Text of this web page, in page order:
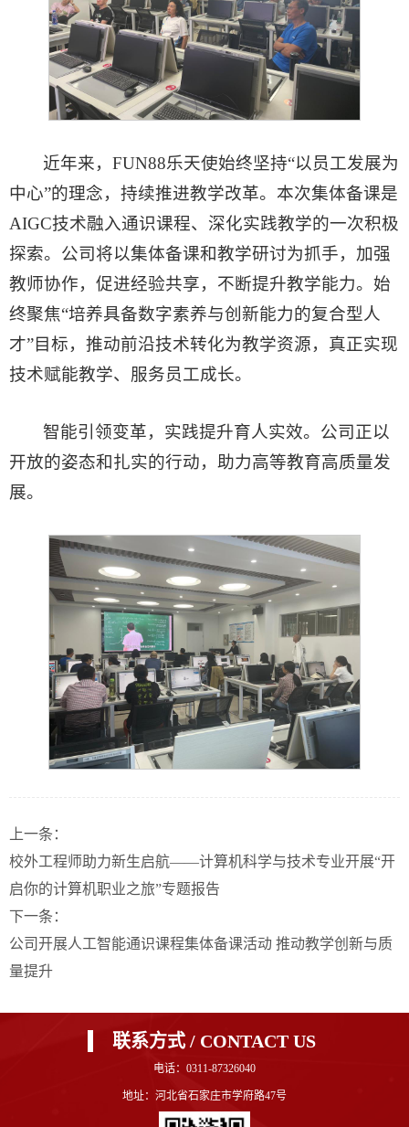
近年来，FUN88乐天使始终坚持“以员工发展为
中心”的理念，持续推进教学改革。本次集体备课是
AIGC技术融入通识课程、深化实践教学的一次积极
探索。公司将以集体备课和教学研讨为抓手，加强
教师协作，促进经验共享，不断提升教学能力。始
终聚焦“培养具备数字素养与创新能力的复合型人
才”目标，推动前沿技术转化为教学资源，真正实现
技术赋能教学、服务员工成长。
智能引领变革，实践提升育人实效。公司正以
开放的姿态和扎实的行动，助力高等教育高质量发
展。
上一条：
校外工程师助力新生启航——计算机科学与技术专业开展“开
启你的计算机职业之旅”专题报告
下一条：
​公司开展人工智能通识课程集体备课活动 推动教学创新与质
量提升
联系方式 / CONTACT US
电话：0311-87326040
地址：河北省石家庄市学府路47号